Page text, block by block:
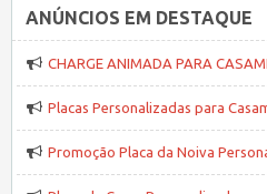
ANÚNCIOS EM DESTAQUE
CHARGE ANIMADA PARA
Placas Personalizadas para
Promoção Placa da Noiva